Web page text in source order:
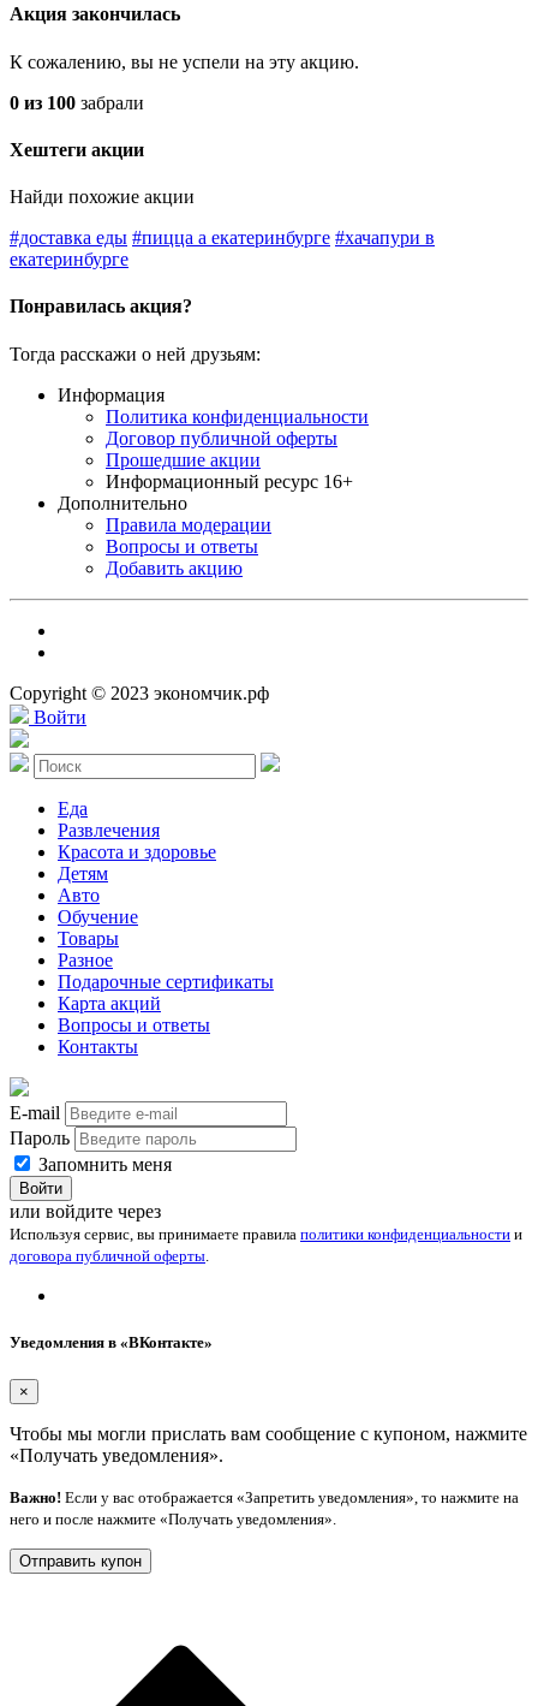
Акция закончилась
К сожалению, вы не успели на эту акцию.
0 из 100 забрали
Хештеги акции
Найди похожие акции
#доставка еды #пицца а екатеринбурге #хачапури в
екатеринбурге
Понравилась акция?
Тогда расскажи о ней друзьям:
Информация
Политика конфиденциальности
Договор публичной оферты
Прошедшие акции
Информационный ресурс 16+
Дополнительно
Правила модерации
Вопросы и ответы
Добавить акцию
Copyright © 2023 экономчик.рф
Войти
Еда
Развлечения
Красота и здоровье
Детям
Авто
Обучение
Товары
Разное
Подарочные сертификаты
Карта акций
Вопросы и ответы
Контакты
E-mail
Пароль
Запомнить меня
Войти
или войдите через
Используя сервис, вы принимаете правила политики конфиденциальности и
договора публичной оферты
Уведомления в «ВКонтакте»
×
Чтобы мы могли прислать вам сообщение с купоном, нажмите
«Получать уведомления».
Важно! Если у вас отображается «Запретить уведомления», то нажмите на
него и после нажмите «Получать уведомления».
Отправить купон